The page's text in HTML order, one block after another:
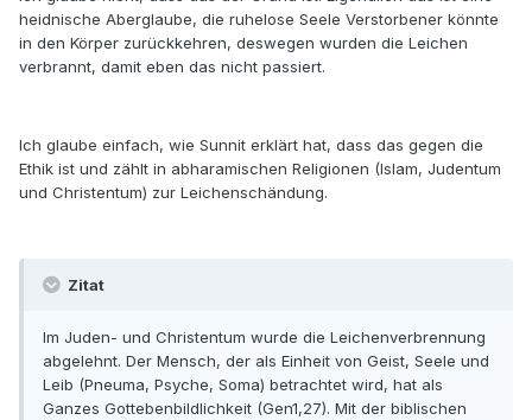
heidnische Aberglaube, die ruhelose Seele Verstorbener könnte
in den Körper zurückkehren, deswegen wurden die Leichen
verbrannt, damit eben das nicht passiert.
Ich glaube einfach, wie Sunnit erklärt hat, dass das gegen die
Ethik ist und zählt in abharamischen Religionen (Islam, Judentum
und Christentum) zur Leichenschändung.
Zitat
Im Juden- und Christentum wurde die Leichenverbrennung
abgelehnt. Der Mensch, der als Einheit von Geist, Seele und
Leib (Pneuma, Psyche, Soma) betrachtet wird, hat als
Ganzes Gottebenbildlichkeit (Gen1,27). Mit der biblischen